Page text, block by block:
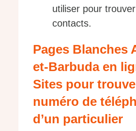
utiliser pour
contacts.
Pages Blanches
et-Barbuda en
Sites pour
numéro de
d’un particulier